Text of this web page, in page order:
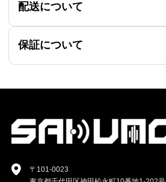
配送について
保証について
〒101-0023